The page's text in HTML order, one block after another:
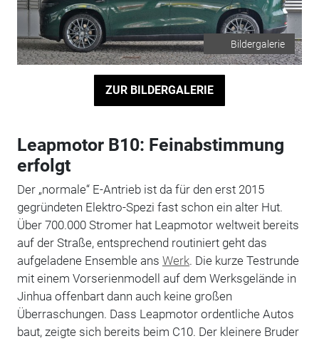
Bildergalerie
ZUR BILDERGALERIE
Leapmotor B10: Feinabstimmung
erfolgt
Der „normale“ E-Antrieb ist da für den erst 2015
gegründeten Elektro-Spezi fast schon ein alter Hut.
Über 700.000 Stromer hat Leapmotor weltweit bereits
auf der Straße, entsprechend routiniert geht das
aufgeladene Ensemble ans Werk. Die kurze Testrunde
mit einem Vorserienmodell auf dem Werksgelände in
Jinhua offenbart dann auch keine großen
Überraschungen. Dass Leapmotor ordentliche Autos
baut, zeigte sich bereits beim C10. Der kleinere Bruder